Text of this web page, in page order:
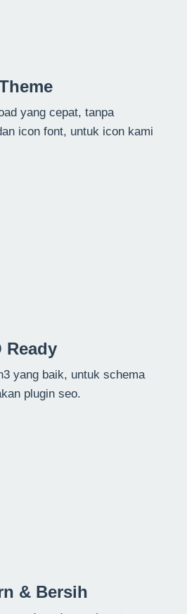
yang cepat, tanpa
icon font, untuk icon kami
Ready
yang baik, untuk schema
plugin seo.
& Bersih